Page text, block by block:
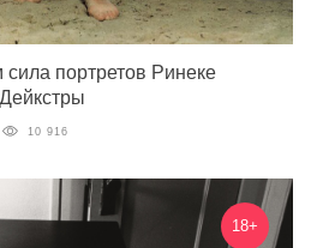
портретов Ринеке
Дейкстры
10 916
18+